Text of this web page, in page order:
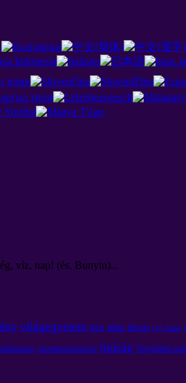
víz, nap! (és. Bunyin)...
világegyetem bűn pénz devas egy Isten
sátánizmus szomatoszenzoros hiúság Terjedelme